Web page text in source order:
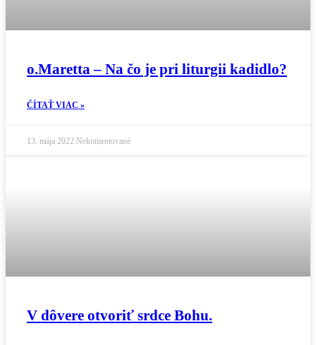
o.Maretta – Na čo je pri liturgii kadidlo?
ČÍTAŤ VIAC »
13. mája 2022 Nekomentované
V dôvere otvoriť srdce Bohu.